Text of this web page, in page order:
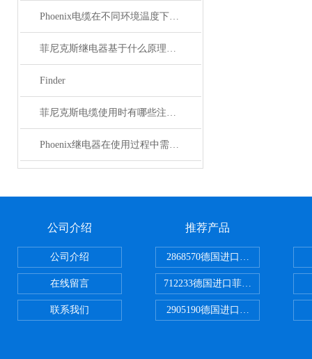
Phoenix电缆在不同环境温度下的性能表现如何？
菲尼克斯继电器基于什么原理工作？
Finder
菲尼克斯电缆使用时有哪些注意事项？
Phoenix继电器在使用过程中需要注意哪些事项？
公司介绍
公司介绍
在线留言
联系我们
推荐产品
2868570德国进口菲尼克斯电源
712233德国进口菲尼克斯断路器
2905190德国进口菲尼克斯继电器